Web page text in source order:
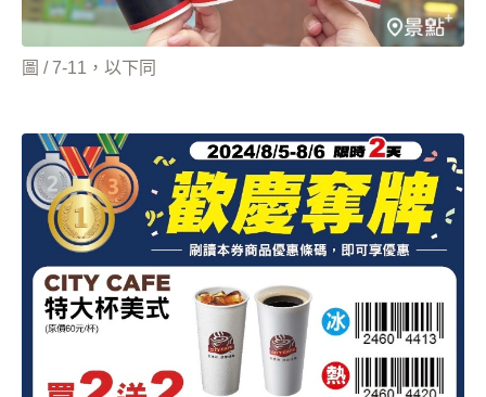
圖 / 7-11，以下同